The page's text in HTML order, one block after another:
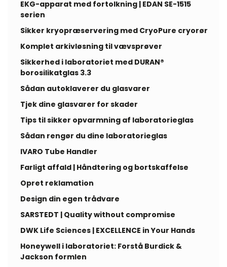
EKG-apparat med fortolkning | EDAN SE-1515
serien
Sikker kryopræservering med CryoPure cryorør
Komplet arkivløsning til vævsprøver
Sikkerhed i laboratoriet med DURAN®
borosilikatglas 3.3
Sådan autoklaverer du glasvarer
Tjek dine glasvarer for skader
Tips til sikker opvarmning af laboratorieglas
Sådan rengør du dine laboratorieglas
IVARO Tube Handler
Farligt affald | Håndtering og bortskaffelse
Opret reklamation
Design din egen trådvare
SARSTEDT | Quality without compromise
DWK Life Sciences | EXCELLENCE in Your Hands
Honeywell i laboratoriet: Forstå Burdick &
Jackson formlen